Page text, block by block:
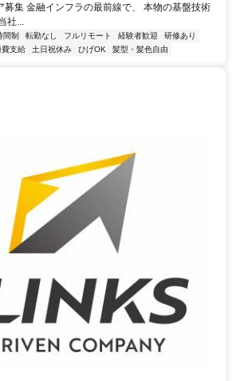
募集 金融インフラの最前線で、 本物の基盤技術
社...
間制 転勤なし フルリモート 経験者歓迎
研修あり
費支給 土日祝休み ひげOK 髪型・髪色自由